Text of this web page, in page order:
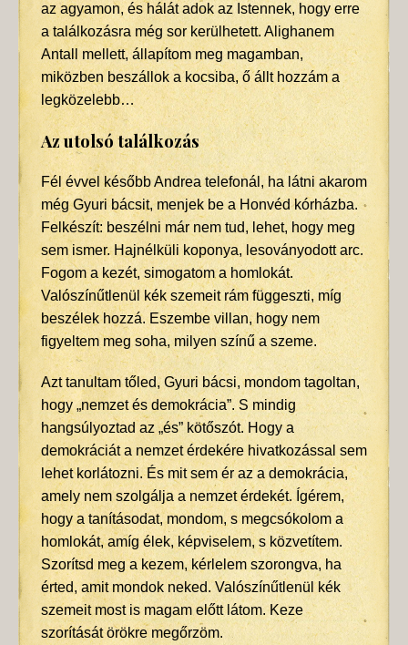
az agyamon, és hálát adok az Istennek, hogy erre
a találkozásra még sor kerülhetett. Alighanem
Antall mellett, állapítom meg magamban,
miközben beszállok a kocsiba, ő állt hozzám a
legközelebb…
Az utolsó találkozás
Fél évvel később Andrea telefonál, ha látni akarom
még Gyuri bácsit, menjek be a Honvéd kórházba.
Felkészít: beszélni már nem tud, lehet, hogy meg
sem ismer. Hajnélküli koponya, lesoványodott arc.
Fogom a kezét, simogatom a homlokát.
Valószínűtlenül kék szemeit rám függeszti, míg
beszélek hozzá. Eszembe villan, hogy nem
figyeltem meg soha, milyen színű a szeme.
Azt tanultam tőled, Gyuri bácsi, mondom tagoltan,
hogy „nemzet és demokrácia”. S mindig
hangsúlyoztad az „és” kötőszót. Hogy a
demokráciát a nemzet érdekére hivatkozással sem
lehet korlátozni. És mit sem ér az a demokrácia,
amely nem szolgálja a nemzet érdekét. Ígérem,
hogy a tanításodat, mondom, s megcsókolom a
homlokát, amíg élek, képviselem, s közvetítem.
Szorítsd meg a kezem, kérlelem szorongva, ha
érted, amit mondok neked. Valószínűtlenül kék
szemeit most is magam előtt látom. Keze
szorítását örökre megőrzöm.